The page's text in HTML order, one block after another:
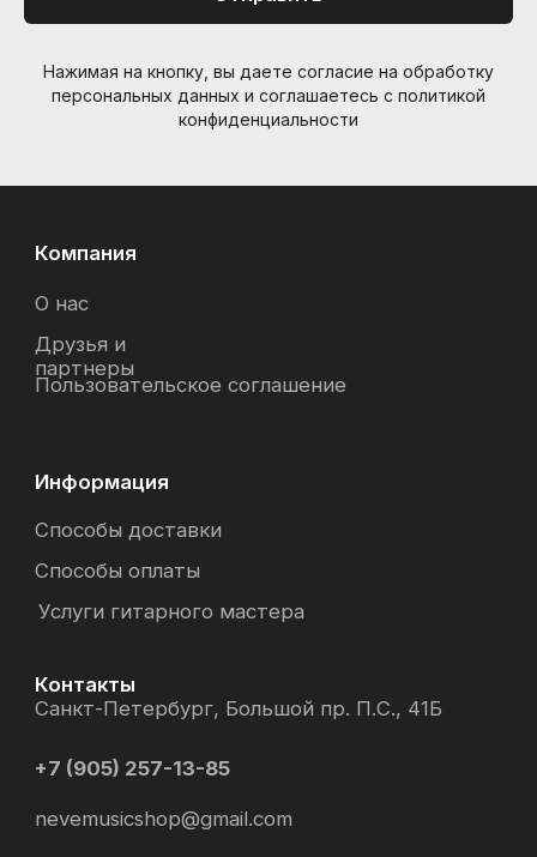
Нажимая на кнопку, вы даете согласие на обработку
персональных данных и соглашаетесь c политикой
конфиденциальности
nevemusicshop@gmail.com
+7 (905) 257-13-85
© Интернет-магазин "Необходимые вещи". Г. Санкт-